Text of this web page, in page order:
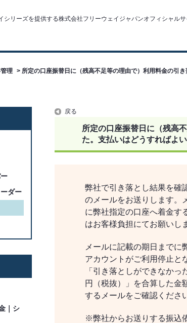
理 > 所定の口座振替日に（残高不足等の理由で）利用料金の引
ダー
｜シ
戻る
所定の口座振替日に（残高
た。支払いはどうすればよい
弊社で引き落とし結果を確
のメールをお送りします。
に弊社指定の口座へ着金す
はお客様負担にてお願いし
メールに記載の期日までに
アカウントがご利用停止と
「引き落としができなか
円（税抜）」を合算した金
するメールをご確認くださ
※弊社からお送りする振込